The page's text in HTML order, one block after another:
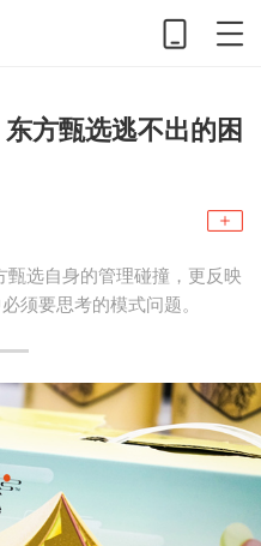
东方甄选逃不出的困
甄选自身的管理碰撞，更反映
须要思考的模式问题。